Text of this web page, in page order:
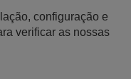
configuração e
verificar as nossas